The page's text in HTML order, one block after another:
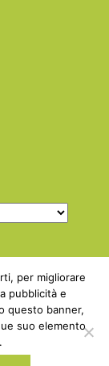
·
per migliorare
pubblicità e
questo banner,
suo elemento